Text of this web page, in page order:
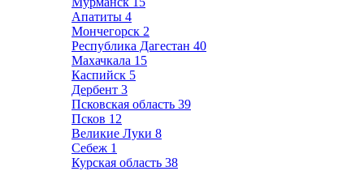
Апатиты 4
Мончегорск 2
Республика Дагестан 40
Махачкала 15
Каспийск 5
Дербент 3
Псковская область 39
Псков 12
Великие Луки 8
Себеж 1
Курская область 38